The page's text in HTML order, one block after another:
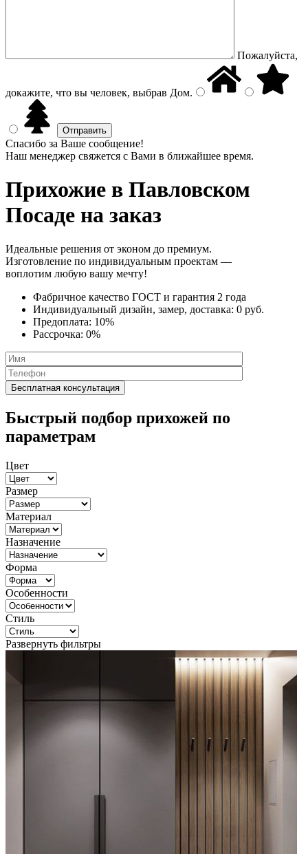
Пожалуйста,
докажите, что вы человек, выбрав Дом.
Спасибо за Ваше сообщение!
Наш менеджер свяжется с Вами в ближайшее время.
Прихожие в Павловском
Посаде на заказ
Идеальные решения от эконом до премиум.
Изготовление по индивидуальным проектам —
воплотим любую вашу мечту!
Фабричное качество ГОСТ и гарантия 2 года
Индивидуальный дизайн, замер, доставка: 0 руб.
Предоплата: 10%
Рассрочка: 0%
Быстрый подбор прихожей по
параметрам
Цвет
Размер
Материал
Назначение
Форма
Особенности
Стиль
Развернуть фильтры